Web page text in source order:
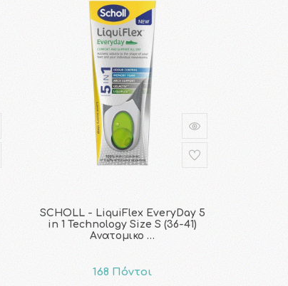
SCHOLL - LiquiFlex EveryDay 5
in 1 Technology Size S (36-41)
Aνατομικο …
168 Πόντοι